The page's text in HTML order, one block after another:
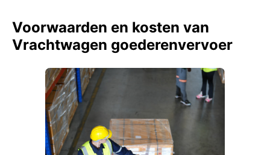
Voorwaarden en kosten van
Vrachtwagen goederenvervoer